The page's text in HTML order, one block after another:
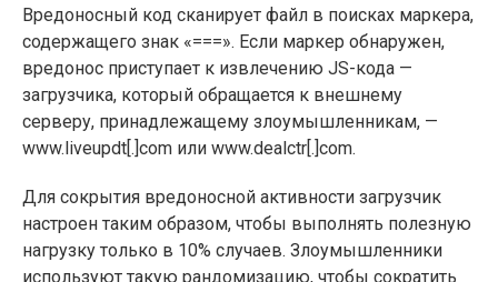
Вредоносный код сканирует файл в поисках маркера,
содержащего знак «===». Если маркер обнаружен,
вредонос приступает к извлечению JS-кода —
загрузчика, который обращается к внешнему
серверу, принадлежащему злоумышленникам, —
www.liveupdt[.]com или www.dealctr[.]com.
Для сокрытия вредоносной активности загрузчик
настроен таким образом, чтобы выполнять полезную
нагрузку только в 10% случаев. Злоумышленники
используют такую рандомизацию, чтобы сократить